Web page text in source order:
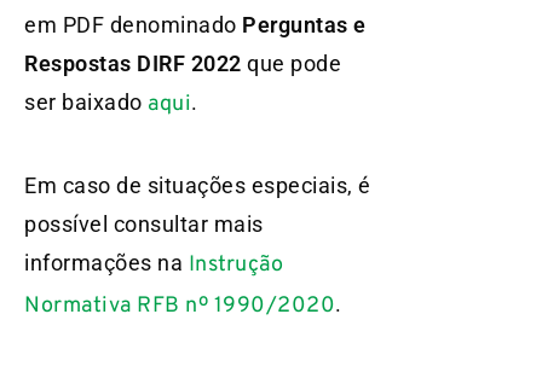
em PDF denominado Perguntas e
Respostas DIRF 2022 que pode
ser baixado aqui.
Em caso de situações especiais, é
possível consultar mais
informações na Instrução
Normativa RFB nº 1990/2020.